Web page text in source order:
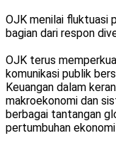
OJK menilai fluktuasi
bagian dari respon
OJK terus
komunikasi publik
Keuangan dalam
makroekonomi dan
berbagai tantangan
pertumbuhan